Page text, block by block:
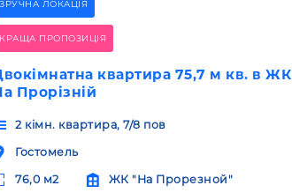
ЗРУЧНА ЛОКАЦІЯ
КРАЩА ПРОПОЗИЦІЯ
квартира 75,7 м кв. в ЖК
Прорізній
2 кімн. квартира, 7/8 пов
Гостомель
76,0 м2 ЖК "На Прорезной"